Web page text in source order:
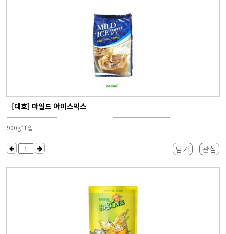
[대호] 마일드 아이스믹스
900g*1입
담기 관심